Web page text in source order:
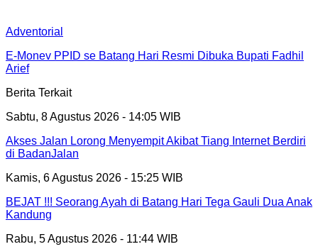
Adventorial
E-Monev PPID se Batang Hari Resmi Dibuka Bupati Fadhil
Arief
Berita Terkait
Sabtu, 8 Agustus 2026 - 14:05 WIB
Akses Jalan Lorong Menyempit Akibat Tiang Internet Berdiri
di BadanJalan
Kamis, 6 Agustus 2026 - 15:25 WIB
BEJAT !!! Seorang Ayah di Batang Hari Tega Gauli Dua Anak
Kandung
Rabu, 5 Agustus 2026 - 11:44 WIB